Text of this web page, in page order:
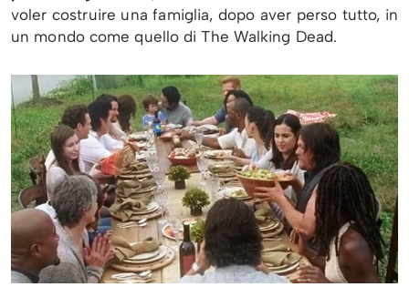
voler costruire una famiglia, dopo aver perso tutto, in
un mondo come quello di The Walking Dead.